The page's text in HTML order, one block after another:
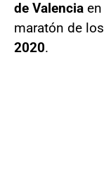
de Valencia
maratón de los
2020.